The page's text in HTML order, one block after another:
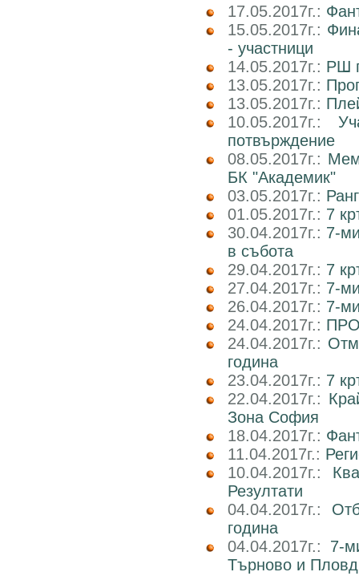
17.05.2017г.:
15.05.2017г.:
- участници
14.05.2017г.: РШ
13.05.2017г.:
13.05.2017г.:
10.05.2017г.:
потвърждение
08.05.2017г.:
БК "Академик"
03.05.2017г.:
01.05.2017г.: 7
30.04.2017г.: 7-
в събота
29.04.2017г.: 7
27.04.2017г.: 7-
26.04.2017г.: 7-
24.04.2017г.:
24.04.2017г.:
година
23.04.2017г.: 7
22.04.2017г.:
Зона София
18.04.2017г.:
11.04.2017г.:
10.04.2017г.:
Резултати
04.04.2017г.:
година
04.04.2017г.: 7-
Търново и